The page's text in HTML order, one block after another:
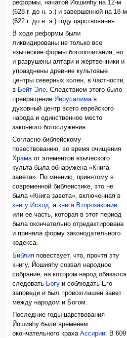
реформы, начатой Йошияhу на 12-м
(628 г. до н. э.) и завершенной на 18-м
(622 г. до н. э.) году царствования.
В ходе реформы были
ликвидированы не только все
языческие формы богопочитания, но
и разрушены алтари и жертвенники и
упразднены древние культовые
центры северных колен, в частности,
в Бейт-Эле. Следствием этого было
превращение Иерусалимав
духовный центр всего еврейского
народа и единственное место
законного богослужения.
Согласно библейскому
повествованию, во время очищения
Храмаот элементов языческого
культа была обнаружена «Книга
завета». По мнению, принятому в
современной библеистике, это не
была «Книга завета», включенная в
книгу Исход, акнига Второзаконие
или ее часть, которая в этот период
была окончательно отредактирована
и приняла форму законодательного
кодекса.
Библия повествует, что, прочтя эту
книгу, Йошияhу созвал народное
собрание, на котором народ обязался
следовать Богу и соблюдать Его
заповеди и был провозглашен завет
между народом и Богом.
Последние годы царствования
Йошияhу были временем
окончательного крахаАссирии. В 609